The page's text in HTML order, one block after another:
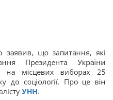
заявив, що запитання, які
Президента України
на місцевих виборах 25
до соціології. Про це він
УНН.